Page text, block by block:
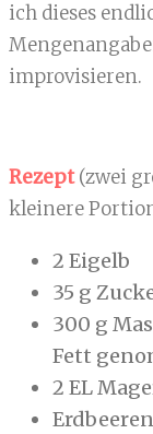
ich dieses
improvisieren.
Rezept(zwei
kleinere
2 Eigelb
35 g
300 g
Fett
2 EL
Erdbeeren